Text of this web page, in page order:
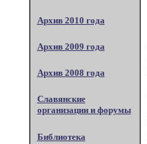
Архив 2010 года
Архив 2009 года
Архив 2008 года
Славянские
организации и форумы
Библиотека